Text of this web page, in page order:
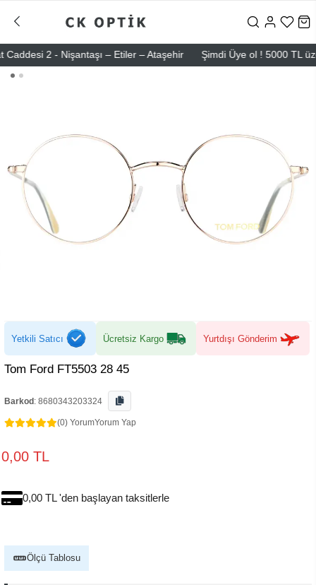
2 - Nişantaşı – Etiler – Ataşehir Şimdi Üye ol ! 5000 TL üzeri
Yetkili Satıcı Ücretsiz Kargo Yurtdışı Gönderim
Tom Ford FT5503 28 45
Barkod : 8680343203324
(0) YorumYorum Yap
0,00 TL
0,00 TL 'den başlayan taksitlerle
Ölçü Tablosu